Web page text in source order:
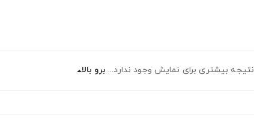
نتیجه بیشتری برای نمایش وجود ندارد... برو بالا